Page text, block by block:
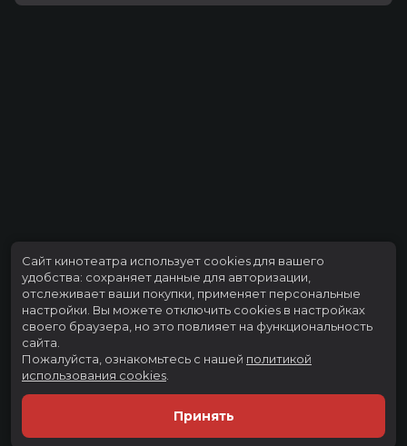
Сайт кинотеатра использует cookies для вашего
удобства: сохраняет данные для авторизации,
отслеживает ваши покупки, применяет персональные
настройки. Вы можете отключить cookies в настройках
своего браузера, но это повлияет на функциональность
сайта.
Пожалуйста, ознакомьтесь с нашей политикой
использования cookies
Принять